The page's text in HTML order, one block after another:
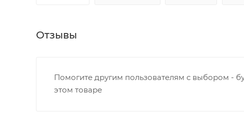
Отзывы
Помогите другим пользователям с выбором -
этом товаре